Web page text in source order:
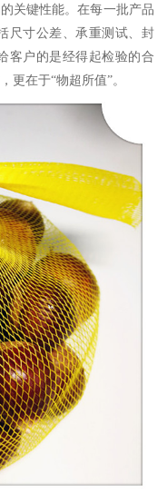
关键性能。在每一批产品
尺寸公差、承重测试、封
客户的是经得起检验的合
更在于“物超所值”。